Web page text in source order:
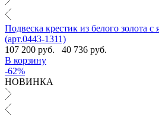
Подвеска крестик из белого золота
(арт.0443-1311)
107 200 руб.
40 736 руб.
В корзину
-62%
НОВИНКА